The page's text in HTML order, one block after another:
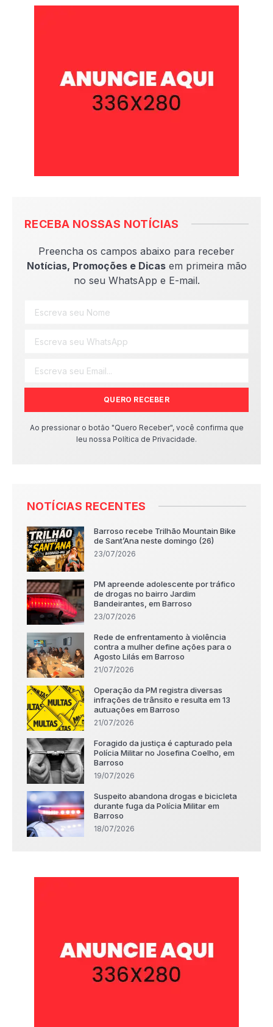
RECEBA NOSSAS NOTÍCIAS
Preencha os campos abaixo para receber
Notícias, Promoções e Dicasem primeira mão
no seu WhatsApp e E-mail.
QUERO RECEBER
Ao pressionar o botão "Quero Receber", você confirma que
leu nossa Política de Privacidade.
NOTÍCIAS RECENTES
Barroso recebe Trilhão Mountain Bike
de Sant’Ana neste domingo (26)
23/07/2026
PM apreende adolescente por tráfico
de drogas no bairro Jardim
Bandeirantes, em Barroso
23/07/2026
Rede de enfrentamento à violência
contra a mulher define ações para o
Agosto Lilás em Barroso
21/07/2026
Operação da PM registra diversas
infrações de trânsito e resulta em 13
autuações em Barroso
21/07/2026
Foragido da justiça é capturado pela
Polícia Militar no Josefina Coelho, em
Barroso
19/07/2026
Suspeito abandona drogas e bicicleta
durante fuga da Polícia Militar em
Barroso
18/07/2026